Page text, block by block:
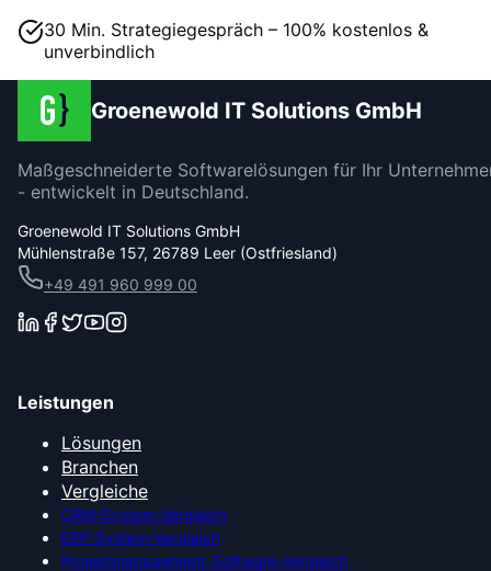
30 Min. Strategiegespräch – 100% kostenlos &
unverbindlich
Groenewold IT Solutions GmbH
Maßgeschneiderte Softwarelösungen für Ihr
- entwickelt in Deutschland.
Groenewold IT Solutions GmbH
Mühlenstraße 157, 26789 Leer (Ostfriesland)
+49 491 960 999 00
Leistungen
Lösungen
Branchen
Vergleiche
CRM-System-Vergleich
ERP-System-Vergleich
Projektmanagement-Software-Vergleich